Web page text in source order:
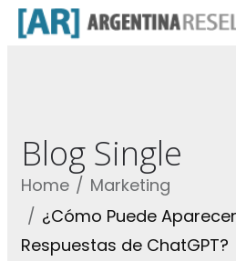
Blog Single
Home
Marketing
¿Cómo Puede
Respuestas de ChatGPT?